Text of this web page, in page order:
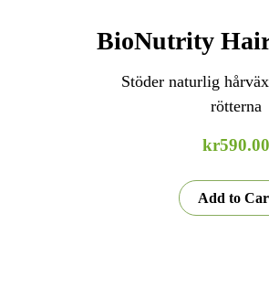
BioNutrity
Stöder naturlig
rötterna
kr590.00
Add to